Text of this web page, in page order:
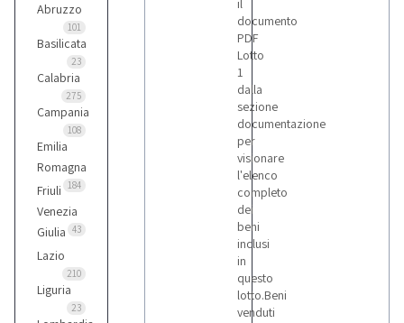
Iveco
Komatsu
Mercedes
Nissan
Abruzzo
101
Basilicata
23
Calabria
275
Campania
108
Emilia
Romagna
184
Friuli
Venezia
Giulia 43
Lazio
210
Liguria
23
il
documento
PDF
Lotto
1
dalla
sezione
documentazione
per
visionare
l'elenco
completo
dei
beni
inclusi
in
questo
lotto.Beni
venduti